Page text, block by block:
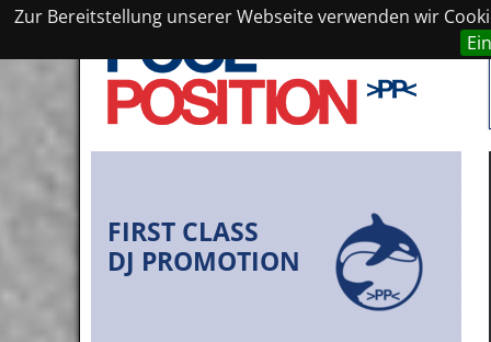
Zur Bereitstellung unserer Webseite verwenden wir
FIRST CLASS
DJ PROMOTION